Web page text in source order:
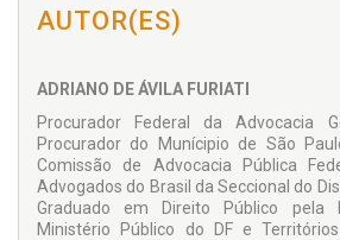
doutrinárias e jurisprudenciais nos
exemplo do Brasil que não possui
Assim, para justificar o
tema, perpasso pelos principais
Código de Defesa do Consumidor
Federal, a respeito de
responsabilidade civil do fornecedor.
Ao final, espero que o estudo, iniciado
atualizado na presente obra, possa
AUTOR(ES)
ADRIANO DE ÁVILA FURIATI
Procurador Federal da Advocacia
Procurador do Munícipio de São
Comissão de Advocacia Pública
Advogados do Brasil da Seccional do
Graduado em Direito Público pela
Ministério Público do DF e